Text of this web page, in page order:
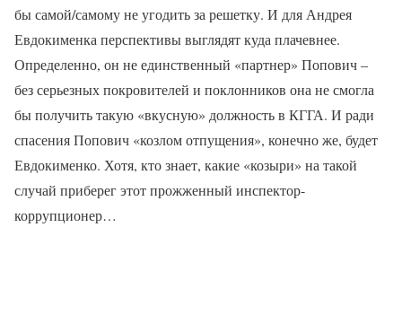
бы самой/самому не угодить за решетку. И для Андрея
Евдокименка перспективы выглядят куда плачевнее.
Определенно, он не единственный «партнер» Попович –
без серьезных покровителей и поклонников она не смогла
бы получить такую «вкусную» должность в КГГА. И ради
спасения Попович «козлом отпущения», конечно же, будет
Евдокименко. Хотя, кто знает, какие «козыри» на такой
случай приберег этот прожженный инспектор-
коррупционер…